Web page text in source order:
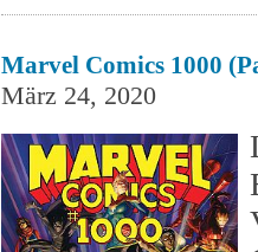
Marvel Comics 1000
März 24, 2020